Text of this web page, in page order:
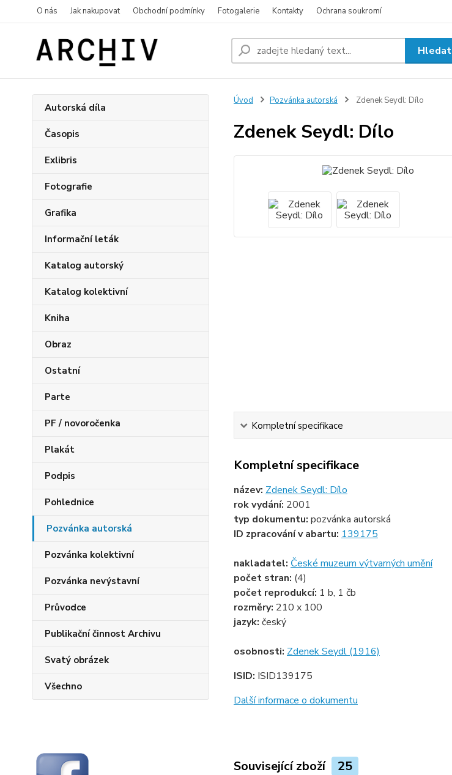
O nás Jak nakupovat Obchodní podmínky Fotogalerie Kontakty Ochrana soukromí
Hledat
Autorská díla
Časopis
Exlibris
Fotografie
Grafika
Informační leták
Katalog autorský
Katalog kolektivní
Kniha
Obraz
Ostatní
Parte
PF / novoročenka
Plakát
Podpis
Pohlednice
Pozvánka autorská
Pozvánka kolektivní
Pozvánka nevýstavní
Průvodce
Publikační činnost Archivu
Svatý obrázek
Všechno
Úvod Pozvánka autorská Zdenek Seydl: Dílo
Zdenek Seydl: Dílo
Kompletní specifikace
Kompletní specifikace
název: Zdenek Seydl: Dílo
rok vydání: 2001
typ dokumentu: pozvánka autorská
ID zpracování v abartu: 139175
nakladatel: České muzeum výtvarných umění
počet stran: (4)
počet reprodukcí: 1 b, 1 čb
rozměry: 210 x 100
jazyk: český
osobnosti: Zdenek Seydl (1916)
ISID: ISID139175
Další informace o dokumentu
Související zboží 25